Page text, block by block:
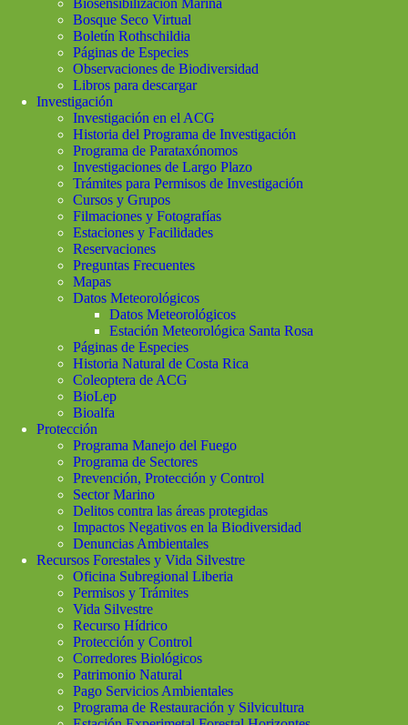
Biosensibilización Marina
Bosque Seco Virtual
Boletín Rothschildia
Páginas de Especies
Observaciones de Biodiversidad
Libros para descargar
Investigación
Investigación en el ACG
Historia del Programa de Investigación
Programa de Parataxónomos
Investigaciones de Largo Plazo
Trámites para Permisos de Investigación
Cursos y Grupos
Filmaciones y Fotografías
Estaciones y Facilidades
Reservaciones
Preguntas Frecuentes
Mapas
Datos Meteorológicos
Datos Meteorológicos
Estación Meteorológica Santa Rosa
Páginas de Especies
Historia Natural de Costa Rica
Coleoptera de ACG
BioLep
Bioalfa
Protección
Programa Manejo del Fuego
Programa de Sectores
Prevención, Protección y Control
Sector Marino
Delitos contra las áreas protegidas
Impactos Negativos en la Biodiversidad
Denuncias Ambientales
Recursos Forestales y Vida Silvestre
Oficina Subregional Liberia
Permisos y Trámites
Vida Silvestre
Recurso Hídrico
Protección y Control
Corredores Biológicos
Patrimonio Natural
Pago Servicios Ambientales
Programa de Restauración y Silvicultura